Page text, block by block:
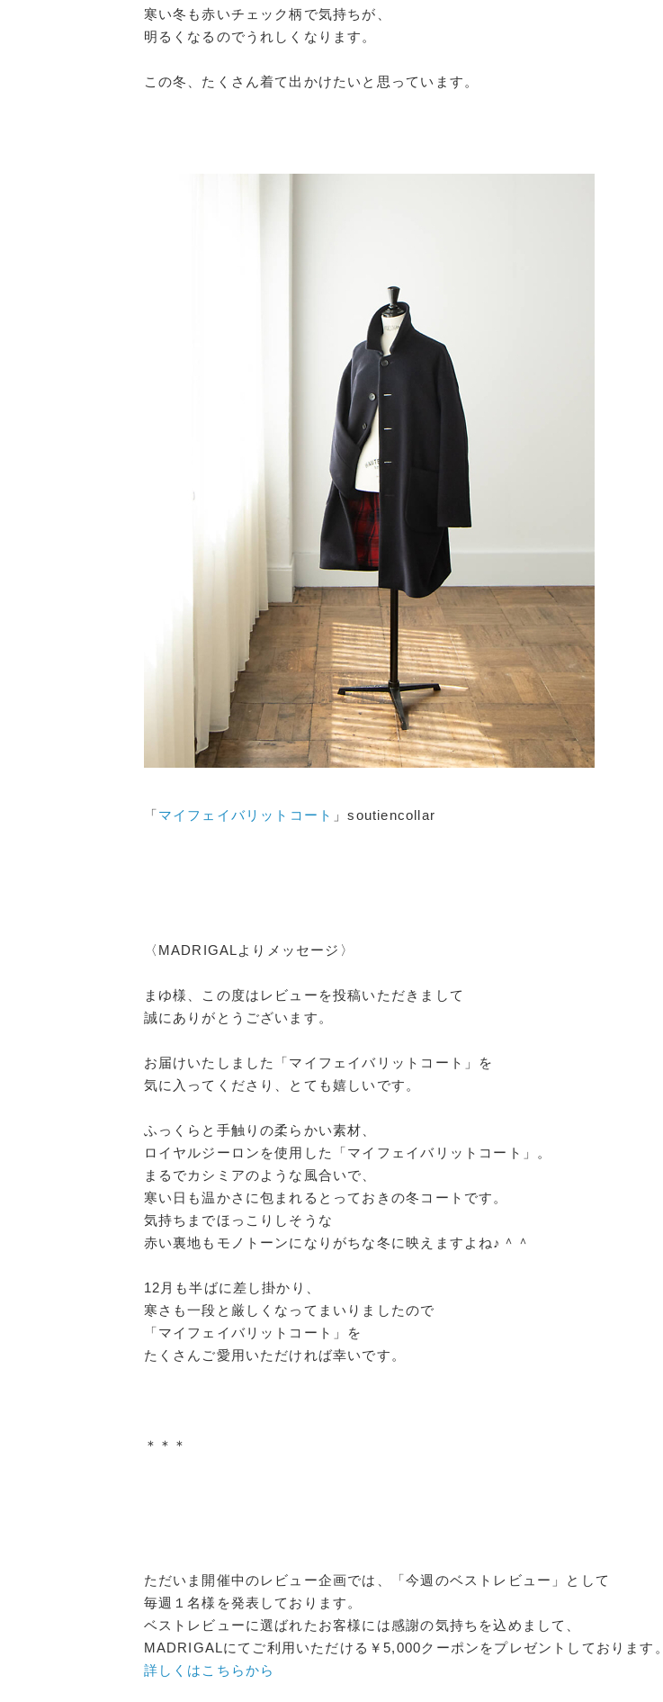
寒い冬も赤いチェック柄で気持ちが、
明るくなるのでうれしくなります。
この冬、たくさん着て出かけたいと思っています。
「マイフェイバリットコート 」soutiencollar
〈MADRIGALよりメッセージ〉
まゆ様、この度はレビューを投稿いただきまして
誠にありがとうございます。
お届けいたしました「マイフェイバリットコート」を
気に入ってくださり、とても嬉しいです。
ふっくらと手触りの柔らかい素材、
ロイヤルジーロンを使用した「マイフェイバリットコート」。
まるでカシミアのような風合いで、
寒い日も温かさに包まれるとっておきの冬コートです。
気持ちまでほっこりしそうな
赤い裏地もモノトーンになりがちな冬に映えますよね♪＾＾
12月も半ばに差し掛かり、
寒さも一段と厳しくなってまいりましたので
「マイフェイバリットコート」を
たくさんご愛用いただければ幸いです。
＊＊＊
ただいま開催中のレビュー企画では、「今週のベストレビュー」として
毎週１名様を発表しております。
ベストレビューに選ばれたお客様には感謝の気持ちを込めまして、
MADRIGALにてご利用いただける￥5,000クーポンをプレゼントしております。
詳しくはこちらから